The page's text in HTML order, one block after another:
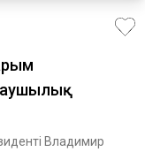
Владимир